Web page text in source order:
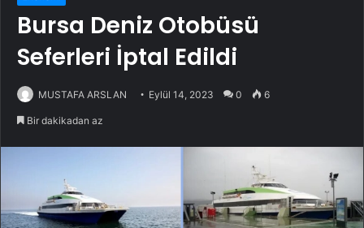
Bursa Deniz Otobüsü
Seferleri İptal Edildi
MUSTAFA ARSLAN Eylül 14, 2023 0 6
Bir dakikadan az